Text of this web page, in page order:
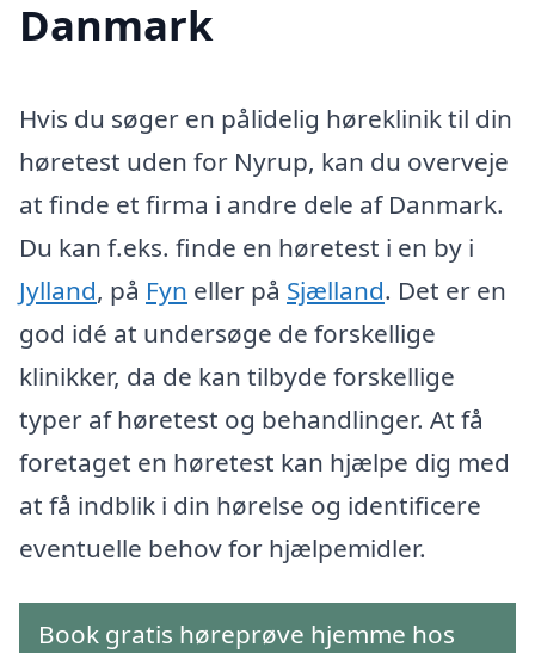
Danmark
Hvis du søger en pålidelig høreklinik til din
høretest uden for Nyrup, kan du overveje
at finde et firma i andre dele af Danmark.
Du kan f.eks. finde en høretest i en by i
Jylland, på Fyn eller på Sjælland. Det er en
god idé at undersøge de forskellige
klinikker, da de kan tilbyde forskellige
typer af høretest og behandlinger. At få
foretaget en høretest kan hjælpe dig med
at få indblik i din hørelse og identificere
eventuelle behov for hjælpemidler.
Book gratis høreprøve hjemme hos